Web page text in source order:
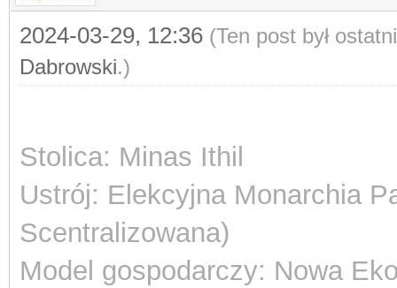
2024-03-29, 12:36 (Ten post był
Dabrowski.)
Stolica: Minas Ithil
Ustrój: Elekcyjna Monarchia
Scentralizowana)
Model gospodarczy: Nowa